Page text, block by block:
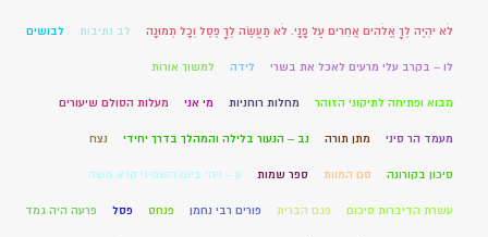
לֹא יִהְיֶה לְךָ אֱלֹהִים אֲחֵרִים עַל פָּנָי. לֹא תַעֲשֶׂה לְךָ פֶסֶל וְכָל תְּמוּנָה לב נתיבות לבושים
לו – בקרב עלי מרעים לאכל את בשרי לידה למשוך אורות
מבוא ופתיחה לתיקוני הזוהר מחלות רוחניות מי אני מעלות הסולם שיעורים
מעמד הר סיני מתן תורה נב – הנעור בלילה והמהלך בדרך יחידי נצח
סיכון בקורונה סם המוות ספר שמות ע – ויהי ביום השמיני קרא משה
עשרת הדיברות סיכום פגם הברית פורים רבי נחמן פנחס פסל פרעה היה גמד